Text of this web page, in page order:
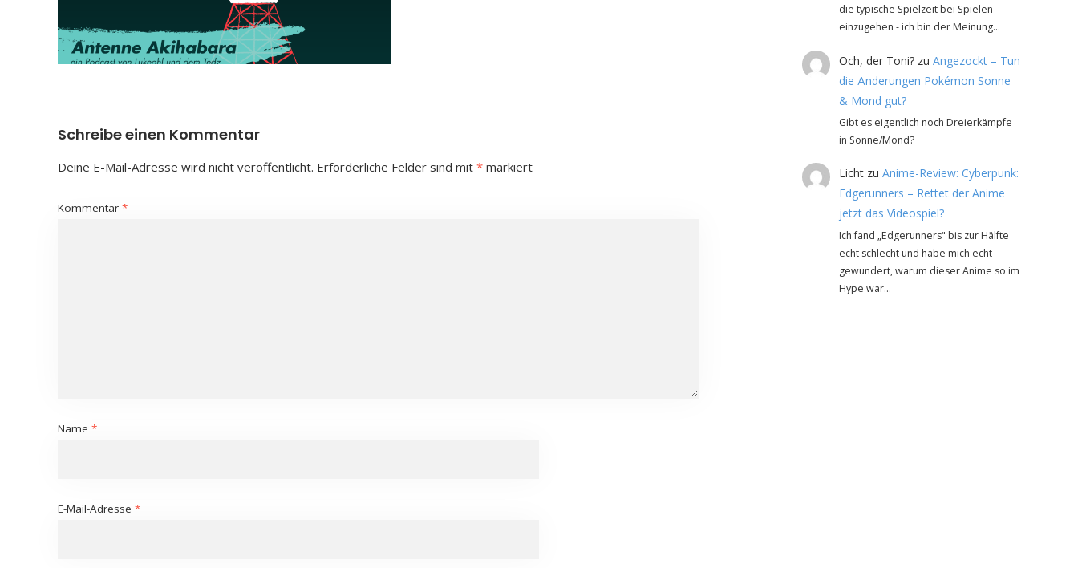
Schreibe einen Kommentar
Deine E-Mail-Adresse wird nicht veröffentlicht. Erforderliche Felder sind mit * markiert
Kommentar *
Name *
E-Mail-Adresse *
die typische Spielzeit bei Spielen
einzugehen - ich bin der Meinung…
Och, der Toni?zu Angezockt – Tun
die Änderungen Pokémon Sonne
& Mond gut?
Gibt es eigentlich noch Dreierkämpfe
in Sonne/Mond?
Lichtzu Anime-Review: Cyberpunk:
Edgerunners – Rettet der Anime
jetzt das Videospiel?
Ich fand „Edgerunners" bis zur Hälfte
echt schlecht und habe mich echt
gewundert, warum dieser Anime so im
Hype war…